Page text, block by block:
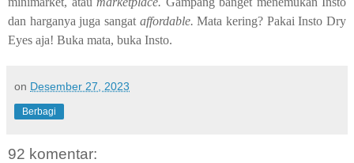
dan harganya juga sangat affordable.Mata kering? Pakai Insto Dry
Eyes aja! Buka mata, buka Insto.
on Desember 27, 2023
Berbagi
92 komentar: